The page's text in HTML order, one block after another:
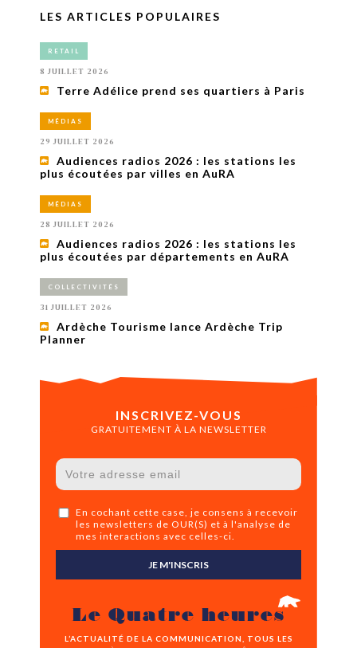
LES ARTICLES POPULAIRES
RETAIL
8 JUILLET 2026
Terre Adélice prend ses quartiers à Paris
MÉDIAS
29 JUILLET 2026
Audiences radios 2026 : les stations les
plus écoutées par villes en AuRA
MÉDIAS
28 JUILLET 2026
Audiences radios 2026 : les stations les
plus écoutées par départements en AuRA
COLLECTIVITÉS
31 JUILLET 2026
Ardèche Tourisme lance Ardèche Trip
Planner
INSCRIVEZ-VOUS
GRATUITEMENT À LA NEWSLETTER
En cochant cette case, je consens à recevoir
les newsletters de OUR(S) et à l'analyse de
mes interactions avec celles-ci.
JE M'INSCRIS
Le Quatre heures
L’ACTUALITÉ DE LA COMMUNICATION, TOUS LES